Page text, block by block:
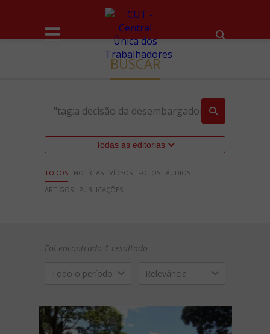
BUSCAR
Todas as editorias
TODOS NOTÍCIAS VÍDEOS FOTOS ÁUDIOS
ARTIGOS
PUBLICAÇÕES
Foi encontrado 1 resultado
Todo o período Relevância